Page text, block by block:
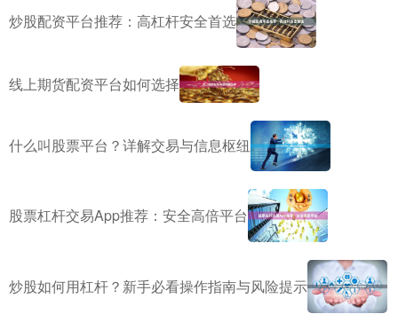
炒股配资平台推荐：高杠杆安全首选
线上期货配资平台如何选择
什么叫股票平台？详解交易与信息枢纽
股票杠杆交易App推荐：安全高倍平台
炒股如何用杠杆？新手必看操作指南与风险提示